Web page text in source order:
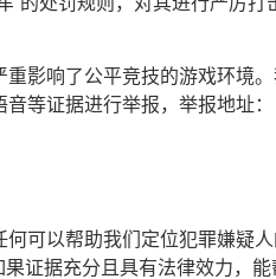
影响了公平竞技的游戏环境
等证据进行举报，举报地址：
可以帮助我们定位犯罪嫌疑
证据充分且具有法律效力，